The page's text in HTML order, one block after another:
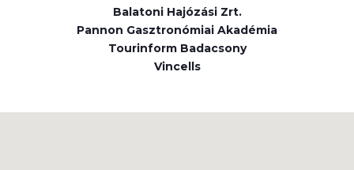
Balatoni Hajózási Zrt.
Pannon Gasztronómiai Akadémia
Tourinform Badacsony
Vincells